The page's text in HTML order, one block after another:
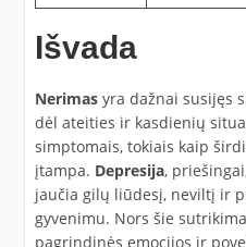
Išvada
Nerimasyra dažnai susijęs
dėl ateities ir kasdienių
simptomais, tokiais kaip
įtampa. Depresija,
jaučia gilų liūdesį, neviltį ir
gyvenimu. Nors šie
pagrindinės emocijos ir